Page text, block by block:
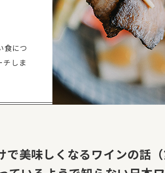
食につ
チしま
で美味しくなるワインの話